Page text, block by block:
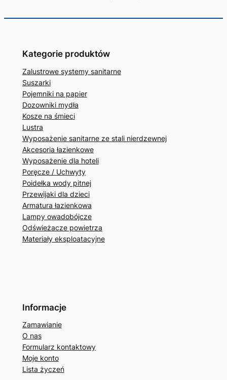
Kategorie produktów
Zalustrowe systemy sanitarne
Suszarki
Pojemniki na papier
Dozowniki mydła
Kosze na śmieci
Lustra
Wyposażenie sanitarne ze stali nierdzewnej
Akcesoria łazienkowe
Wyposażenie dla hoteli
Poręcze / Uchwyty
Poidełka wody pitnej
Przewijaki dla dzieci
Armatura łazienkowa
Lampy owadobójcze
Odświeżacze powietrza
Materiały eksploatacyjne
Informacje
Zamawianie
O nas
Formularz kontaktowy
Moje konto
Lista życzeń